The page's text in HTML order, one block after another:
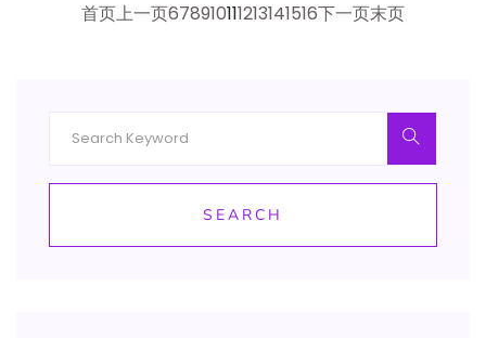
首页上一页678910111213141516下一页末页
SEARCH